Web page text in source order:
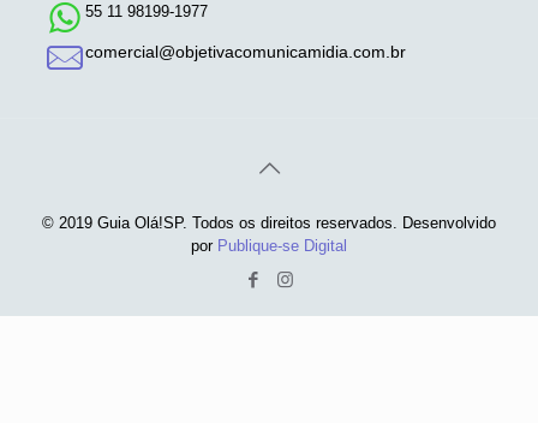
55 11 98199-1977
comercial@objetivacomunicamidia.com.br
© 2019 Guia Olá!SP. Todos os direitos reservados. Desenvolvido
por Publique-se Digital